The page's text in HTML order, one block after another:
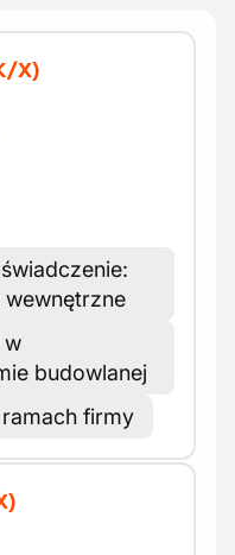
X)
wewnętrzne
w
budowlanej
firmy